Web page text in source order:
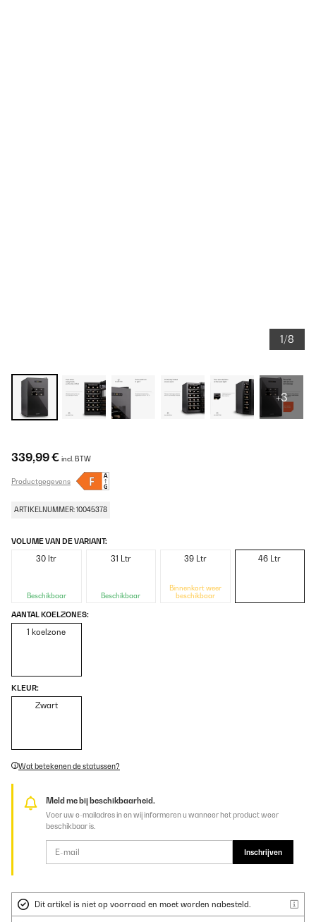
1/8
+3
339,99 € incl. BTW
Productgegevens
ARTIKELNUMMER: 10045378
VOLUME VAN DE VARIANT:
30 ltr
Beschikbaar
31 Ltr
Beschikbaar
39 Ltr
Binnenkort weer
beschikbaar
46 Ltr
AANTAL KOELZONES:
1 koelzone
KLEUR:
Zwart
Wat betekenen de statussen?
Meld me bij beschikbaarheid.
Voer uw e-mailadres in en wij informeren u wanneer het product weer
beschikbaar is.
Inschrijven
Dit artikel is niet op voorraad en moet worden nabesteld.